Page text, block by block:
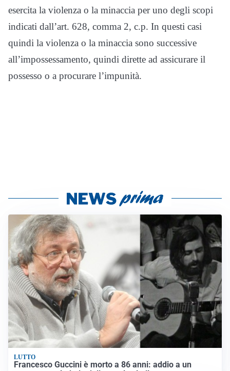
esercita la violenza o la minaccia per uno degli scopi
indicati dall’art. 628, comma 2, c.p. In questi casi
quindi la violenza o la minaccia sono successive
all’impossessamento, quindi dirette ad assicurare il
possesso o a procurare l’impunità.
LUTTO
Francesco Guccini è morto a 86 anni: addio a un